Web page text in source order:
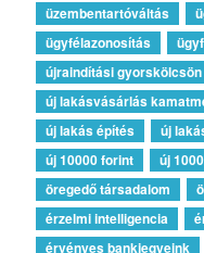
üzembentartóváltás
ügyfélazonosítás
újraindítási gyorskölcsön
új lakásvásárlás
új lakás építés
új
új 10000 forint
új
öregedő társadalom
érzelmi intelligencia
érvényes bankjegyeink